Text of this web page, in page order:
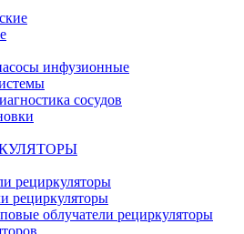
инфузионные
сосудов
рециркуляторы
рециркуляторы
облучатели рециркуляторы